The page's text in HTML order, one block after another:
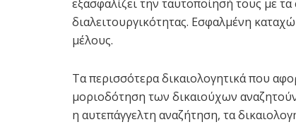
εξασφαλίζει την ταυτοποίησή τους με
διαλειτουργικότητας. Εσφαλμένη
μέλους.
Τα περισσότερα δικαιολογητικά που
μοριοδότηση των δικαιούχων
η αυτεπάγγελτη αναζήτηση, τα